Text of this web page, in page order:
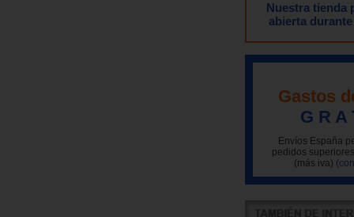
Nuestra tienda
abierta
Gastos
G R A
Envíos España
pedidos
(más iva)